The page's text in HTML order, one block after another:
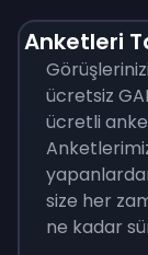
Anketleri
ücretsiz
ücretli
size her
ne kadar